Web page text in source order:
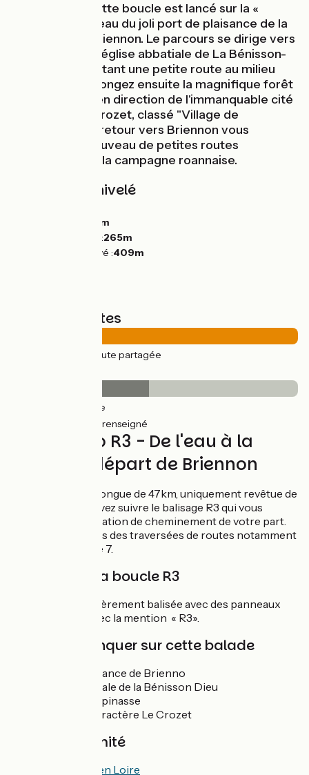
Le départ de cette boucle est lancé sur la «
Véloire » au niveau du joli port de plaisance de la
commune de Briennon. Le parcours se dirige vers
la remarquable église abbatiale de La Bénisson-
Dieu en empruntant une petite route au milieu
des bois. Vous longez ensuite la magnifique forêt
de Lespinasse en direction de l'immanquable cité
médiévale Le Crozet, classé "Village de
caractère" ! Au retour vers Briennon vous
empruntez à nouveau de petites routes
agréables dans la campagne roannaise.
Pentes et dénivelé
360m
Point le plus bas :265m
Point le plus élevé :409m
Types de routes
(100%) Route partagée
(48%) Lisse
(52%) Non renseigné
Circuit vélo R3 - De l'eau à la
pierre au départ de Briennon
La boucle R3 est longue de 47km, uniquement revêtue de
goudron. Vous devez suivre le balisage R3 qui vous
guidera sans hésitation de cheminement de votre part.
Soyez vigilants lors des traversées de routes notamment
la Route Nationale 7.
Balisage de la boucle R3
La boucle est entièrement balisée avec des panneaux
verts et blancs avec la mention « R3».
À ne pas manquer sur cette balade
Port de plaisance de Brienno
Eglise abbatiale de la Bénisson Dieu
Forêt de Lespinasse
Village de caractère Le Crozet
Gare à proximité
Transports en Loire